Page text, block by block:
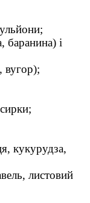
баранина) і
вугор);
кукурудза,
листовий